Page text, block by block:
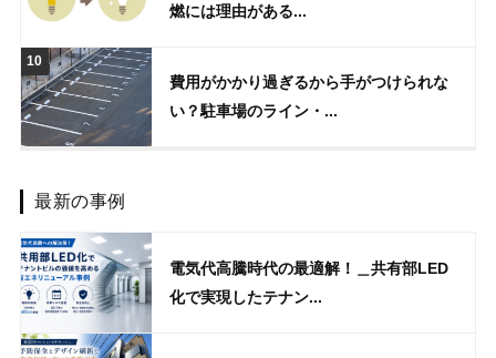
燃には理由がある...
費用がかかり過ぎるから手がつけられな
い？駐車場のライン・...
最新の事例
電気代高騰時代の最適解！＿共有部LED
化で実現したテナン...